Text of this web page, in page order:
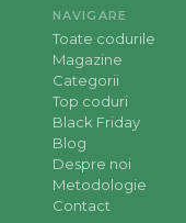
NAVIGARE
Toate codurile
Magazine
Categorii
Top coduri
Black Friday
Blog
Despre noi
Metodologie
Contact